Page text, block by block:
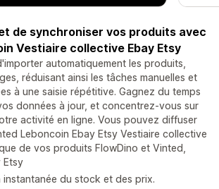
de synchroniser vos produits avec
Vestiaire collective Ebay Etsy
automatiquement les produits,
réduisant ainsi les tâches manuelles et
à une saisie répétitive. Gagnez du temps
données à jour, et concentrez-vous sur
activité en ligne. Vous pouvez diffuser
Leboncoin Ebay Etsy Vestiaire collective
de vos produits FlowDino et Vinted,
Etsy
instantanée du stock et des prix.